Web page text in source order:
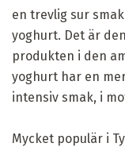
en trevlig sur
yoghurt. Det är
produkten i den
yoghurt har en
intensiv smak, i
Mycket populär i